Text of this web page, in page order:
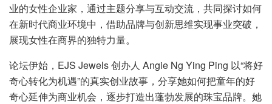
业的女性企业家，通过主题分享与互动交流，共同探讨如何
在新时代商业环境中，借助品牌与创新思维实现事业突破，
展现女性在商界的独特力量。
论坛伊始，EJS Jewels 创办人 Angie Ng Ying Ping 以“将好
奇心转化为机遇”的真实创业故事，分享她如何把童年的好
奇心延伸为商业机会，逐步打造出蓬勃发展的珠宝品牌。她